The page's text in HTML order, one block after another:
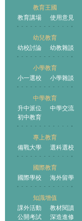
教育王國
教育講場
使用意見
幼兒教育
幼校討論
幼教雜談
小學教育
小一選校
小學雜談
中學教育
升中派位
中學交流
初中教育
專上教育
備戰大學
選科選校
國際教育
國際學校
海外留學
知識增值
課外活動
教材閱讀
公開考試
深造進修